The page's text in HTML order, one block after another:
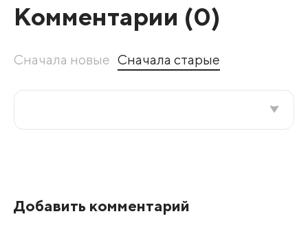
Комментарии (0)
Сначала новые Сначала старые
Добавить комментарий